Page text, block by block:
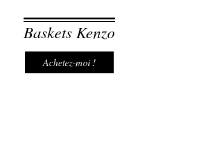
Baskets Kenzo
Achetez-moi !